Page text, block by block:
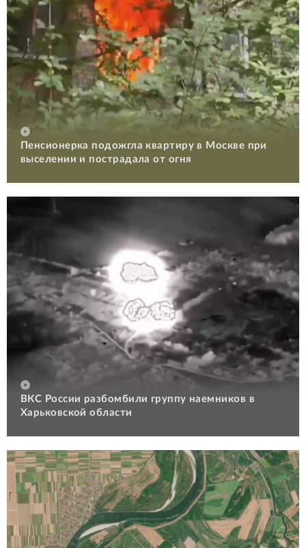
Пенсионерка подожгла квартиру в Москве при
выселении и пострадала от огня
ВКС России разбомбили группу наемников в
Харьковской области